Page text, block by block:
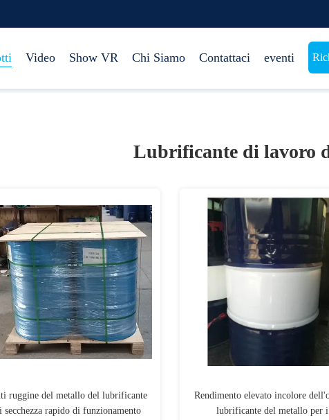
Video Show VR Chi Siamo Contattaci eventi
Lubrificante di lavoro
ruggine del metallo del lubrificante
secchezza rapido di funzionamento
Rendimento elevato incolore
lubrificante del metallo per i